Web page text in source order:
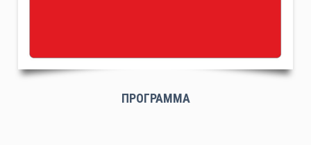
ΠΡΟΓΡΑΜΜΑ